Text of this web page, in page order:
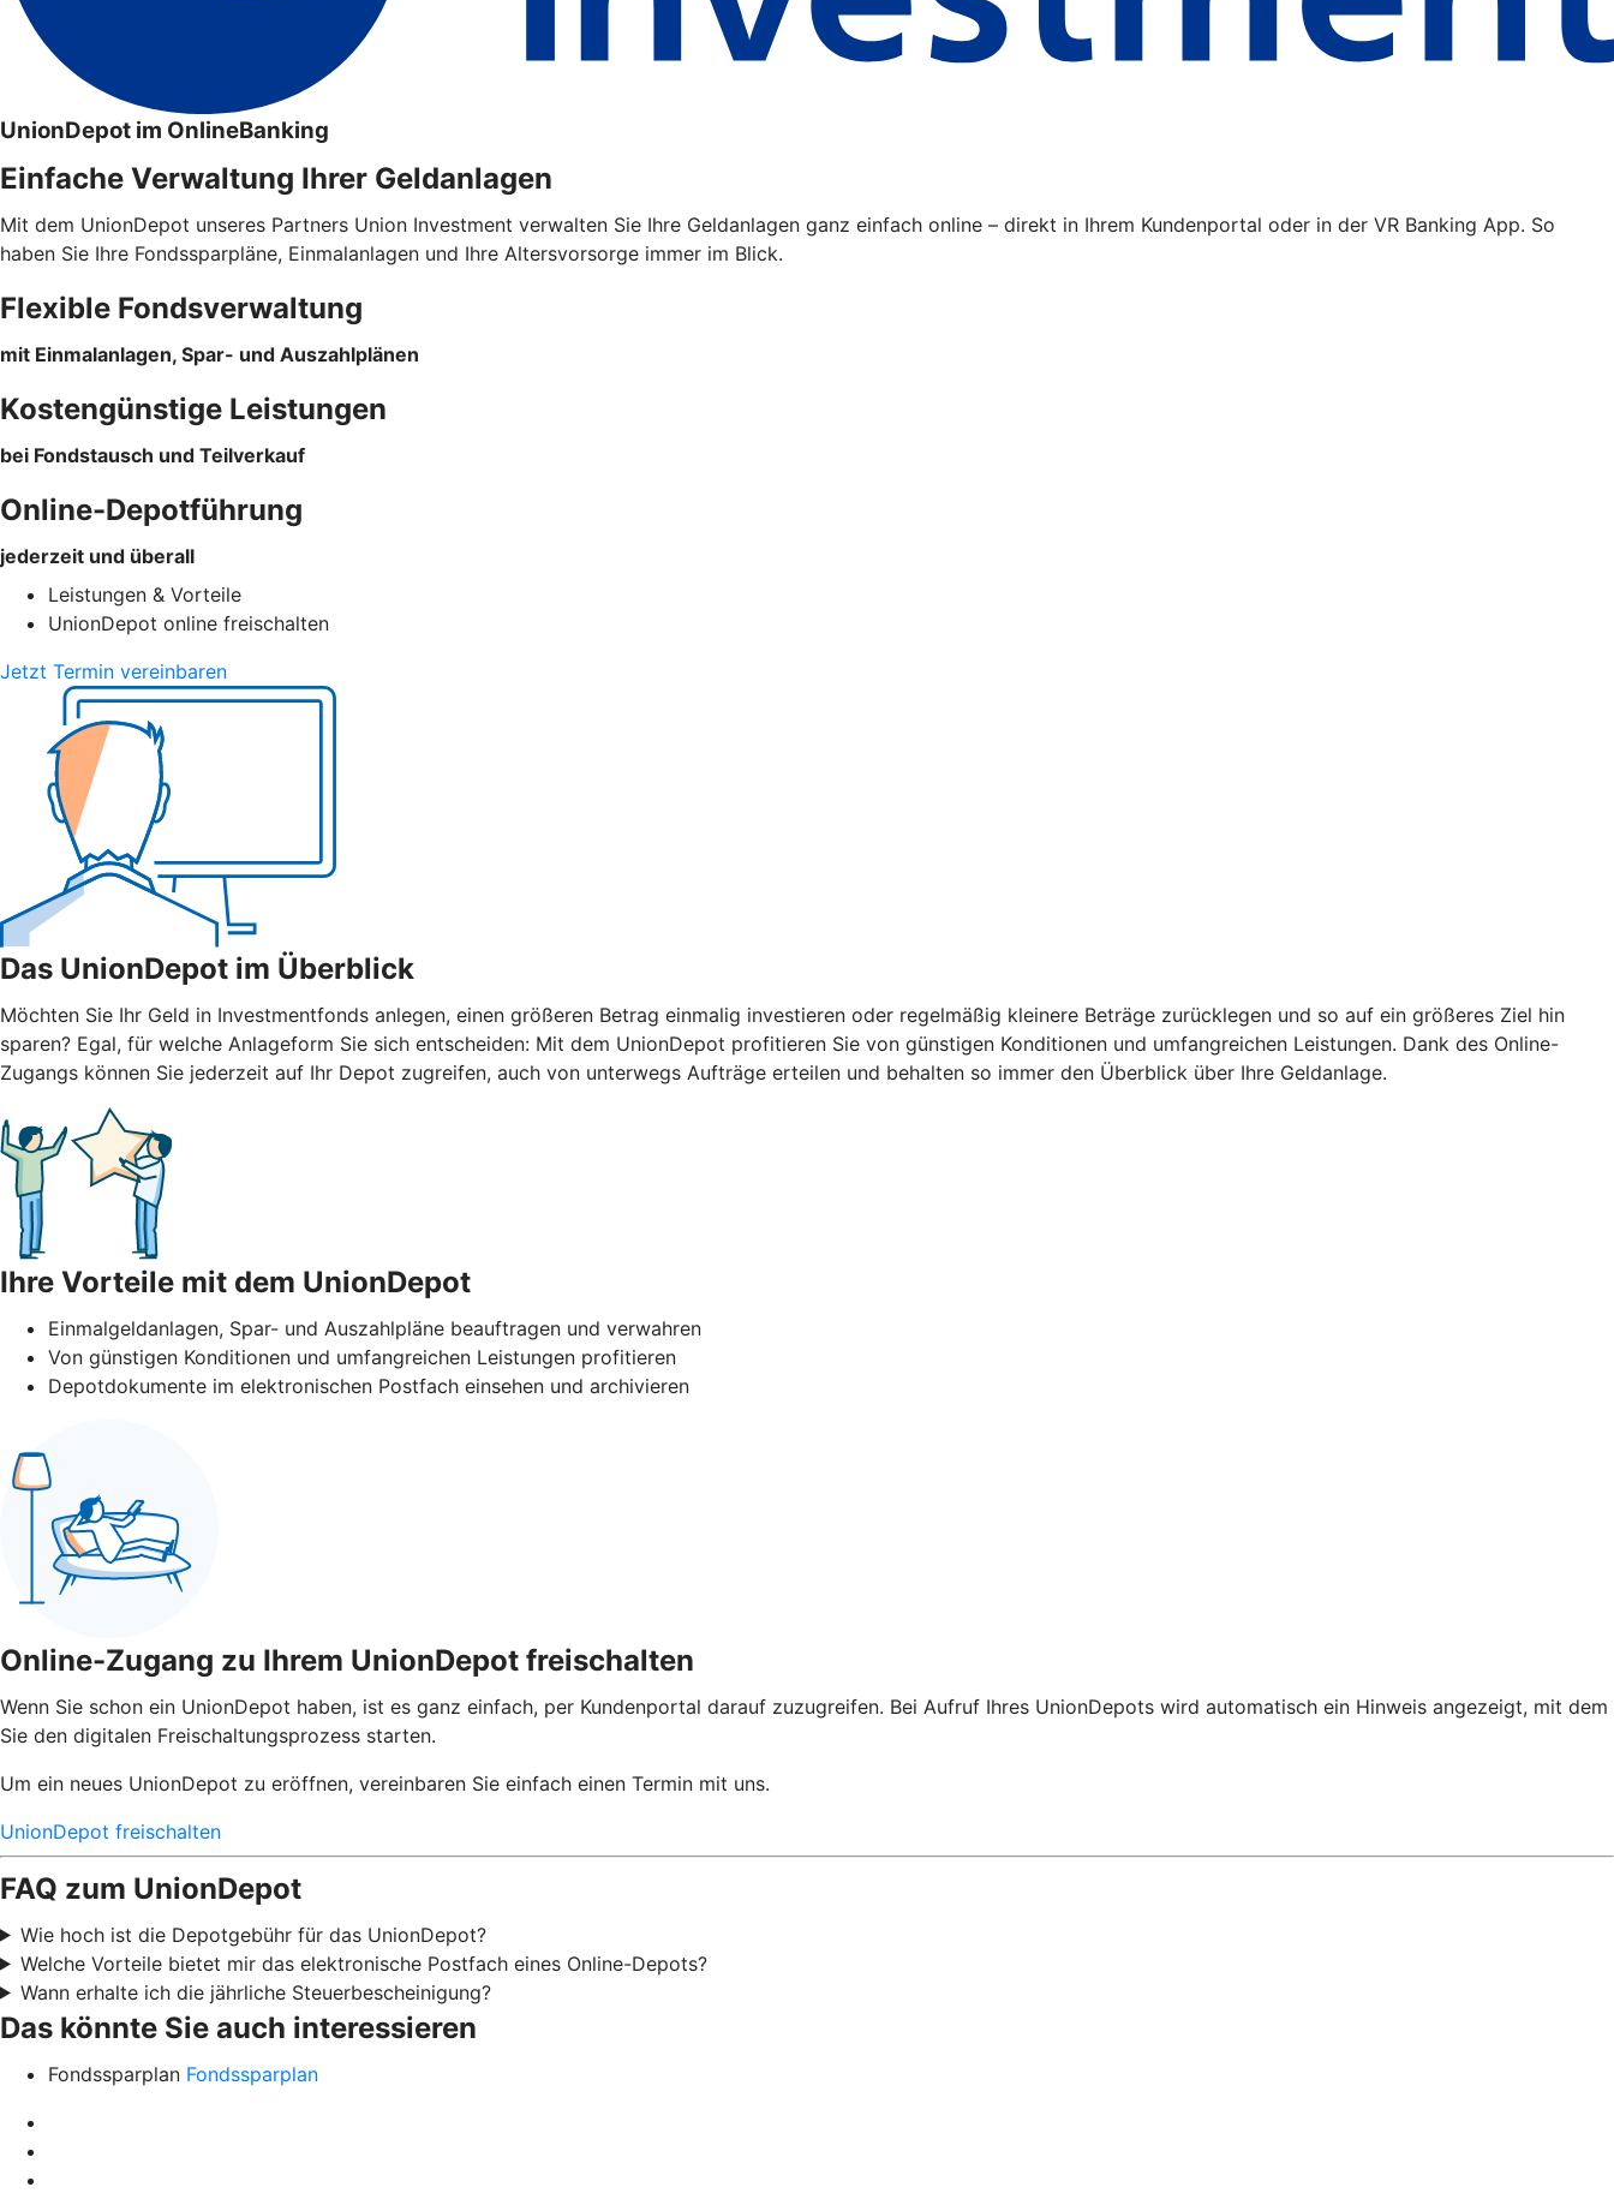
UnionDepot im OnlineBanking
Einfache Verwaltung Ihrer Geldanlagen
Mit dem UnionDepot unseres Partners Union Investment verwalten Sie Ihre Geldanlagen ganz einfach online – direkt in Ihrem Kundenportal oder in der VR Banking App. So
haben Sie Ihre Fondssparpläne, Einmalanlagen und Ihre Altersvorsorge immer im Blick.
Flexible Fondsverwaltung
mit Einmalanlagen, Spar- und Auszahlplänen
Kostengünstige Leistungen
bei Fondstausch und Teilverkauf
Online-Depotführung
jederzeit und überall
Leistungen & Vorteile
UnionDepot online freischalten
Jetzt Termin vereinbaren
Das UnionDepot im Überblick
Möchten Sie Ihr Geld in Investmentfonds anlegen, einen größeren Betrag einmalig investieren oder regelmäßig kleinere Beträge zurücklegen und so auf ein größeres Ziel hin
sparen? Egal, für welche Anlageform Sie sich entscheiden: Mit dem UnionDepot profitieren Sie von günstigen Konditionen und umfangreichen Leistungen. Dank des Online-
Zugangs können Sie jederzeit auf Ihr Depot zugreifen, auch von unterwegs Aufträge erteilen und behalten so immer den Überblick über Ihre Geldanlage.
Ihre Vorteile mit dem UnionDepot
Einmalgeldanlagen, Spar- und Auszahlpläne beauftragen und verwahren
Von günstigen Konditionen und umfangreichen Leistungen profitieren
Depotdokumente im elektronischen Postfach einsehen und archivieren
Online-Zugang zu Ihrem UnionDepot freischalten
Wenn Sie schon ein UnionDepot haben, ist es ganz einfach, per Kundenportal darauf zuzugreifen. Bei Aufruf Ihres UnionDepots wird automatisch ein Hinweis angezeigt, mit dem
Sie den digitalen Freischaltungsprozess starten.
Um ein neues UnionDepot zu eröffnen, vereinbaren Sie einfach einen Termin mit uns.
UnionDepot freischalten
FAQ zum UnionDepot
Wie hoch ist die Depotgebühr für das UnionDepot?
Welche Vorteile bietet mir das elektronische Postfach eines Online-Depots?
Wann erhalte ich die jährliche Steuerbescheinigung?
Das könnte Sie auch interessieren
Fondssparplan Fondssparplan